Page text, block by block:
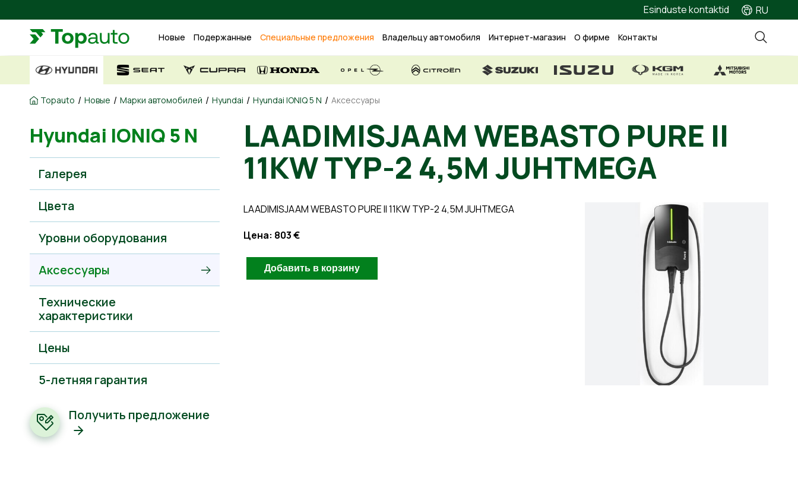
Esinduste kontaktid RU
Новые Подержанные Специальные предложения Владельцу автомобиля Интернет-магазин О фирме Контакты
Topauto / Новые / Марки автомобилей / Hyundai / Hyundai IONIQ 5 N / Аксессуары
Hyundai IONIQ 5 N
Галерея
Цвета
Уровни оборудования
Аксессуары
Технические
характеристики
Цены
5-летняя гарантия
Получить предложение
LAADIMISJAAM WEBASTO PURE II
11KW TYP-2 4,5M JUHTMEGA
LAADIMISJAAM WEBASTO PURE II 11KW TYP-2 4,5M JUHTMEGA
Цена: 803 €